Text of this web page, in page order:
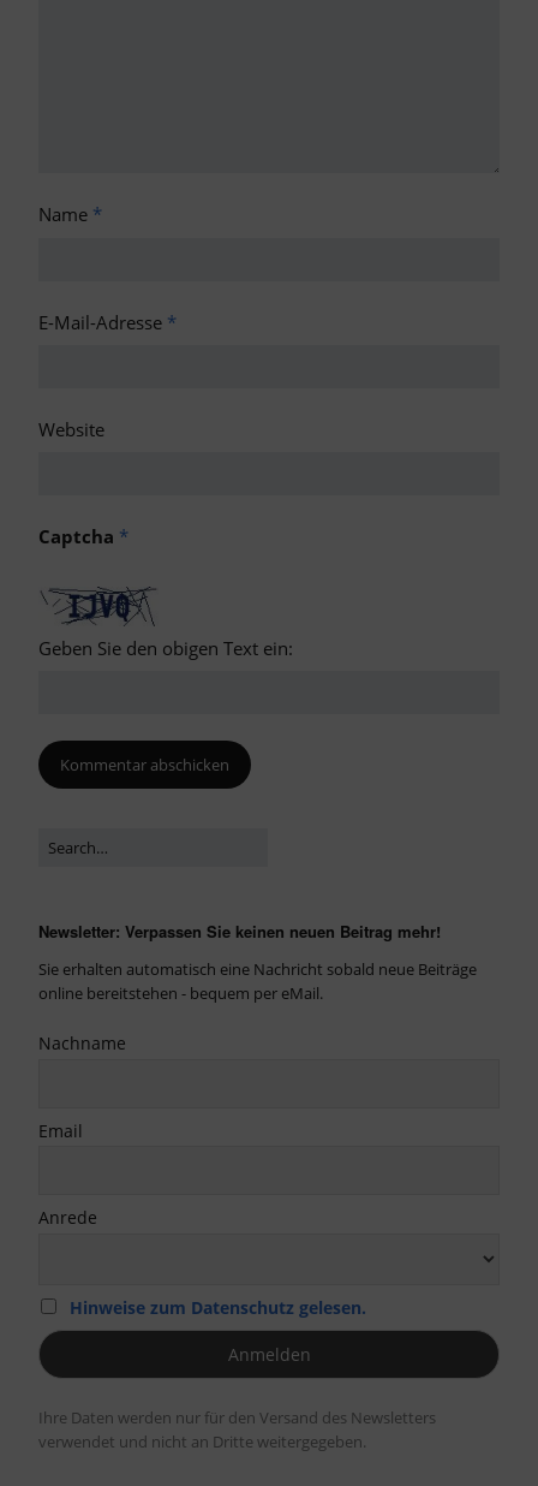
Name *
E-Mail-Adresse *
Website
Captcha *
Geben Sie den obigen Text ein:
Newsletter: Verpassen Sie keinen neuen Beitrag mehr!
Sie erhalten automatisch eine Nachricht sobald neue Beiträge
online bereitstehen - bequem per eMail.
Nachname
Email
Anrede
Hinweise zum Datenschutz gelesen.
Ihre Daten werden nur für den Versand des Newsletters
verwendet und nicht an Dritte weitergegeben.